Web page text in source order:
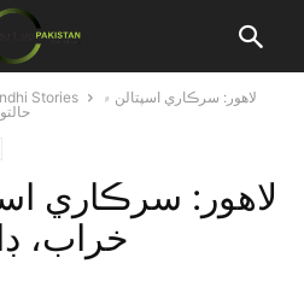
Stories
لاهور: سرڪاري اسپتالن ۾
لاهور: سرڪاري
خراب،